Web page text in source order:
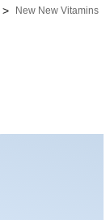
> New New Vitamins